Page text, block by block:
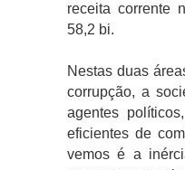
receita corrente
58,2 bi.
Nestas duas
corrupção, a
agentes
eficientes de
vemos é a